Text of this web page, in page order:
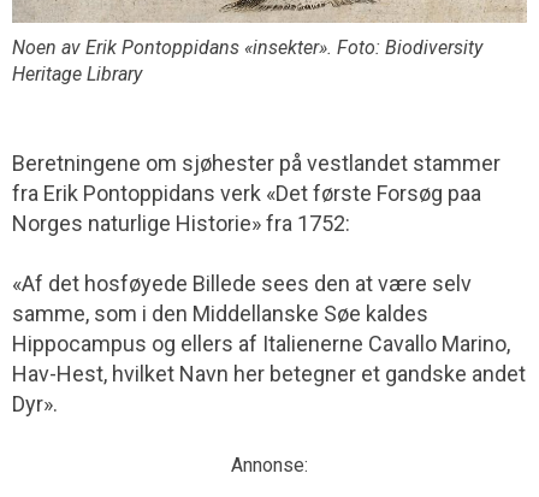
Noen av Erik Pontoppidans «insekter». Foto: Biodiversity
Heritage Library
Beretningene om sjøhester på vestlandet stammer
fra Erik Pontoppidans verk «Det første Forsøg paa
Norges naturlige Historie» fra 1752:
«Af det hosføyede Billede sees den at være selv
samme, som i den Middellanske Søe kaldes
Hippocampus og ellers af Italienerne Cavallo Marino,
Hav-Hest, hvilket Navn her betegner et gandske andet
Dyr».
Annonse: